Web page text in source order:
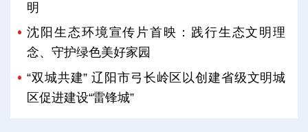
明
沈阳生态环境宣传片首映：践行生态文明理
念、守护绿色美好家园
“双城共建” 辽阳市弓长岭区以创建省级文明城
区促进建设“雷锋城”